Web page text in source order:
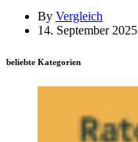
By Vergleich
14. September 2025
beliebte Kategorien